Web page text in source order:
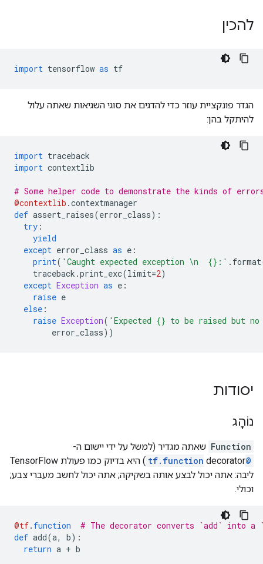
להכין
import tensorflow as tf
הגדר פונקציית עוזר כדי להדגים את סוגי השגיאות שאתה עלול
להיתקל בהן:
import traceback
import contextlib
# Some helper code to demonstrate the kinds of
@contextlib .contextmanager
def assert_raises(error_class):
try :
yield
except error_class as e :
print( 'Caught expected exception \n  {}:' . format
traceback .print_exc(limit=2)
except Exception as e :
raise e
else :
raise Exception( 'Expected {} to be raised but
error_class))
יסודות
נוֹהָג
Function שאתה מגדיר (למשל על ידי יישום ה-
@tf.function
decorator) היא בדיוק כמו פעולת TensorFlow
ליבה: אתה יכול לבצע אותה בשקיקה; אתה יכול לחשב מעברי צבע;
וכולי.
@tf. function
# The decorator converts `add` into a
def add(a, b):
return a + b